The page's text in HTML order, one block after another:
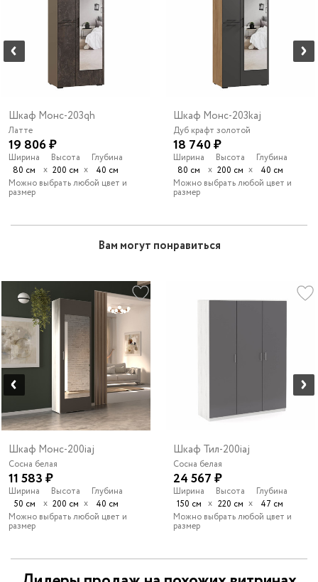
Шкаф Монс-203qh
Латте
19 806 ₽
Ширина
80 см
х
Высота
200 см х
Глубина
40 см
Можно выбрать любой цвет и
размер
Шкаф Монс-203kaj
Дуб крафт золотой
18 740 ₽
Ширина
80 см
х
Высота
200 см х
Глубина
40 см
Можно выбрать любой цвет и
размер
Вам могут понравиться
Шкаф Монс-200iaj
Сосна белая
11 583 ₽
Ширина
50 см
х
Высота
200 см х
Глубина
40 см
Можно выбрать любой цвет и
размер
Шкаф Тил-200iaj
Сосна белая
24 567 ₽
Ширина
150 см х
Высота
220 см х
Глубина
47 см
Можно выбрать любой цвет и
размер